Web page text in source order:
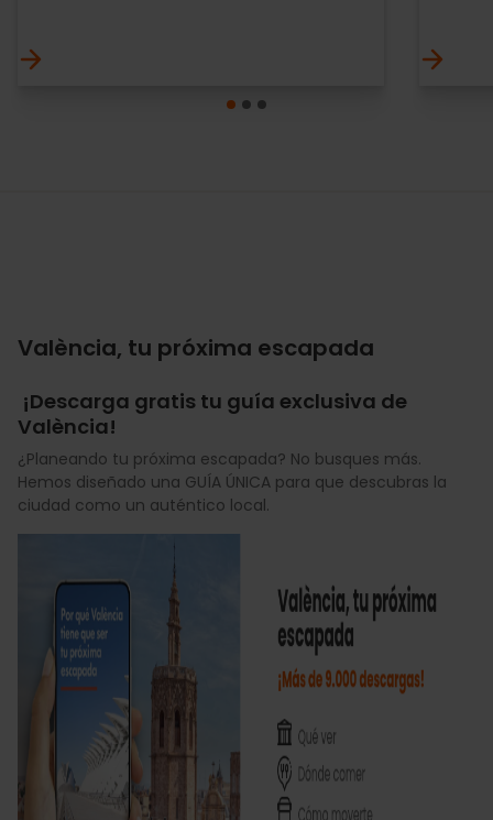
València, tu próxima escapada
¡Descarga gratis tu guía exclusiva de
València!
¿Planeando tu próxima escapada? No busques más.
Hemos diseñado una GUÍA ÚNICA para que descubras la
ciudad como un auténtico local.